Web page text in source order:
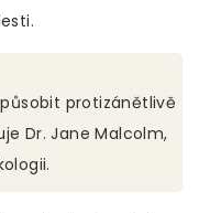
protizánětlivě
Dr. Jane Malcolm,